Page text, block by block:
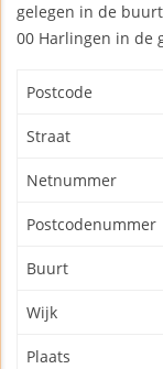
gelegen in de
00 Harlingen in de
Postcode
Straat
Netnummer
Postcodenummer
Buurt
Wijk
Plaats